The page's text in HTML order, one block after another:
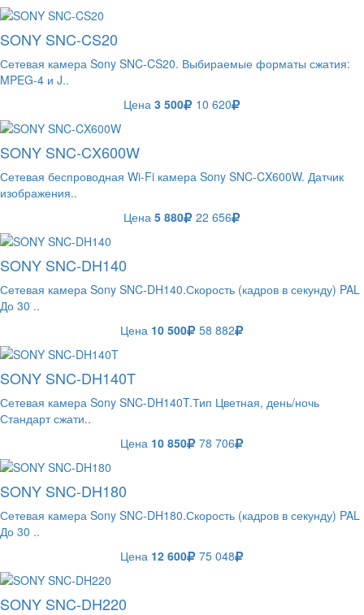
SONY SNC-CS20
Сетевая камера Sony SNC-CS20. Выбираемые форматы сжатия:
MPEG-4 и J..
Цена 3 500 10 620
SONY SNC-CX600W
Сетевая беспроводная Wi-Fi камера Sony SNC-CX600W. Датчик
изображения..
Цена 5 880 22 656
SONY SNC-DH140
Сетевая камера Sony SNC-DH140.Скорость (кадров в секунду) PAL
До 30 ..
Цена 10 500 58 882
SONY SNC-DH140T
Сетевая камера Sony SNC-DH140T.Тип Цветная, день/ночь
Стандарт сжати..
Цена 10 850 78 706
SONY SNC-DH180
Сетевая камера Sony SNC-DH180.Скорость (кадров в секунду) PAL
До 30 ..
Цена 12 600 75 048
SONY SNC-DH220